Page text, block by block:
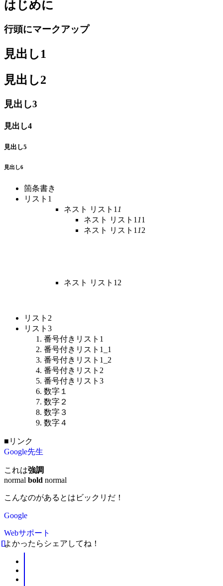
はじめに
行頭にマークアップ
見出し1
見出し2
見出し3
見出し4
見出し5
見出し6
箇条書き
リスト1
ネスト リスト1 1
ネスト リスト1 11
ネスト リスト1 12
ネスト リスト12
リスト2
リスト3
番号付きリスト1
番号付きリスト1_1
番号付きリスト1_2
番号付きリスト2
番号付きリスト3
数字１
数字２
数字３
数字４
■リンク
Google先生
これは強調
normal bold normal
こんなのがあるとはビックリだ！
Google
Webサポート
よかったらシェアしてね！